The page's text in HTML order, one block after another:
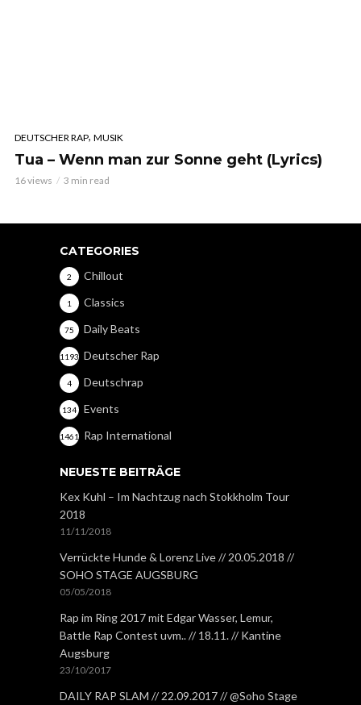
DEUTSCHER RAP, MUSIK
Tua – Wenn man zur Sonne geht (Lyrics)
16 views 3 min read
CATEGORIES
Chillout
2
Classics
1
Daily Beats
75
Deutscher Rap
1193
Deutschrap
4
Events
134
Rap International
1461
NEUESTE BEITRÄGE
Kex Kuhl – Im Nachtzug nach Stokkholm Tour
2018
11/11/2018
Verrückte Hunde & Lorenz Live // 20.05.2018 //
SOHO STAGE AUGSBURG
05/05/2018
Rap im Ring 2017 mit Edgar Wasser, Lemur,
Battle Rap Contest uvm.. // 18.11. // Kantine
Augsburg
23/10/2017
DAILY RAP SLAM // 22.09.2017 // @Soho Stage